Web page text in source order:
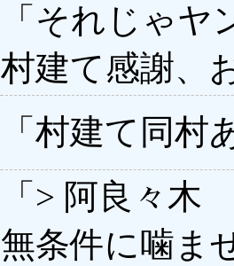
「それじゃ
村建て感謝、
「村建て同村
「> 阿良々木
無条件に噛ま